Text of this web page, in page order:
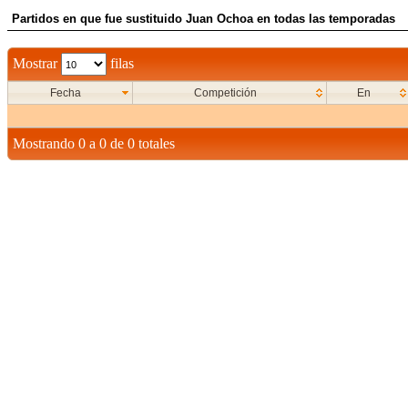
Partidos en que fue sustituido Juan Ochoa en todas las temporadas
Mostrar filas
Fecha Competición En
Mostrando 0 a 0 de 0 totales